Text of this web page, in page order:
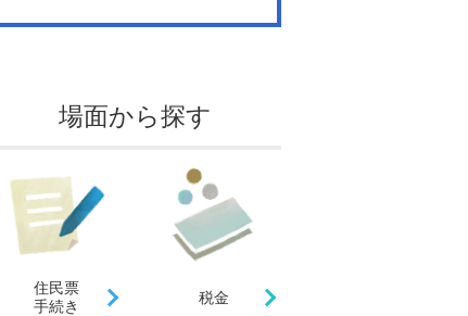
場面から探す
住民票
手続き
税金